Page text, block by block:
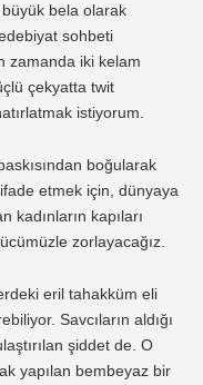
büyük bela olarak
sohbeti
zamanda iki kelam
çekyatta twit
istiyorum.
boğularak
etmek için, dünyaya
kadınların kapıları
zorlayacağız.
eril tahakküm eli
Savcıların aldığı
şiddet de. O
yapılan bembeyaz bir